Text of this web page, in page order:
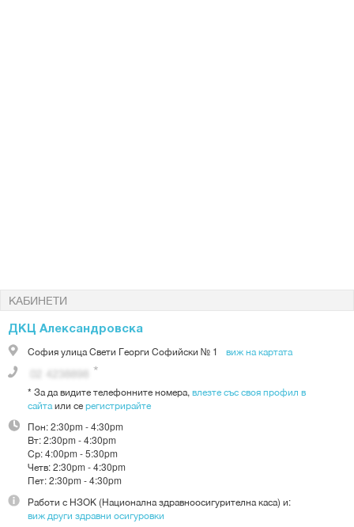
КАБИНЕТИ
ДКЦ Александровска
Софияулица Свети Георги Софийски № 1 виж на картата
* За да видите телефонните номера, влезте със своя профил в
сайтаили серегистрирайте
Пон:2:30pm - 4:30pm
Вт:2:30pm - 4:30pm
Ср:4:00pm - 5:30pm
Четв:2:30pm - 4:30pm
Пет:2:30pm - 4:30pm
Работи с НЗОК (Национална здравноосигурителна каса) и:
виж други здравни осигуровки